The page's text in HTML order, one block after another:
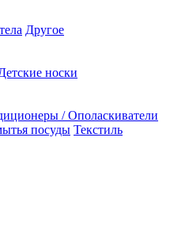
Другое
носки
/ Ополаскиватели
посуды Текстиль